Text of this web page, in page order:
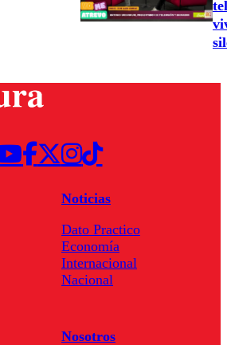
Noticias
Dato Practico
Economía
Internacional
Nacional
Nosotros